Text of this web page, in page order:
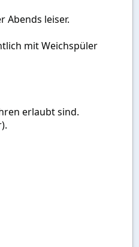
Abends leiser.
mit Weichspüler
erlaubt sind.